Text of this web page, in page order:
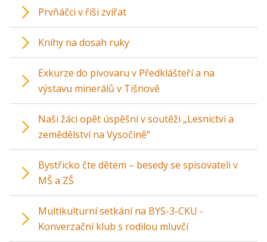
Prvňáčci v říši zvířat
Knihy na dosah ruky
Exkurze do pivovaru v Předklášteří a na
výstavu minerálů v Tišnově
Naši žáci opět úspěšní v soutěži „Lesnictví a
zemědělství na Vysočině“
Bystřicko čte dětem – besedy se spisovateli v
MŠ a ZŠ
Multikulturní setkání na BYS-3-CKU -
Konverzační klub s rodilou mluvčí